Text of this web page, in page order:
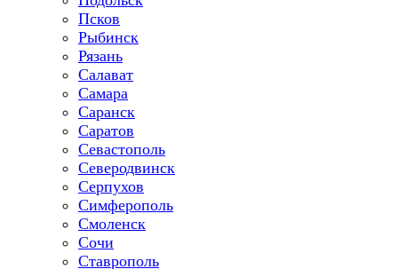
Псков
Рыбинск
Рязань
Салават
Самара
Саранск
Саратов
Севастополь
Северодвинск
Серпухов
Симферополь
Смоленск
Сочи
Ставрополь